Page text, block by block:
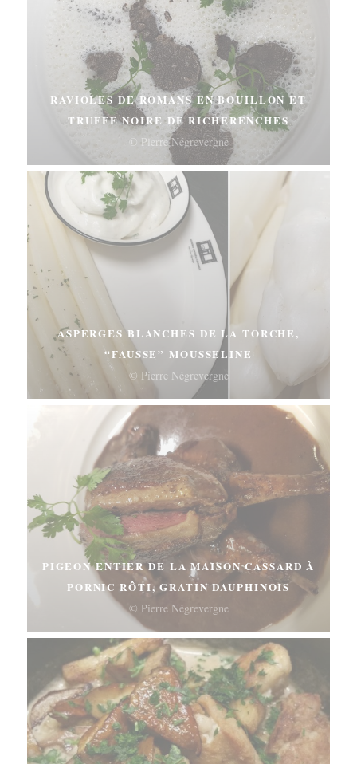
RAVIOLES DE ROMANS EN BOUILLON ET
TRUFFE NOIRE DE RICHERENCHES
© Pierre Négrevergne
ASPERGES BLANCHES DE LA TORCHE,
“FAUSSE” MOUSSELINE
© Pierre Négrevergne
PIGEON ENTIER DE LA MAISON CASSARD À
PORNIC RÔTI, GRATIN DAUPHINOIS
© Pierre Négrevergne